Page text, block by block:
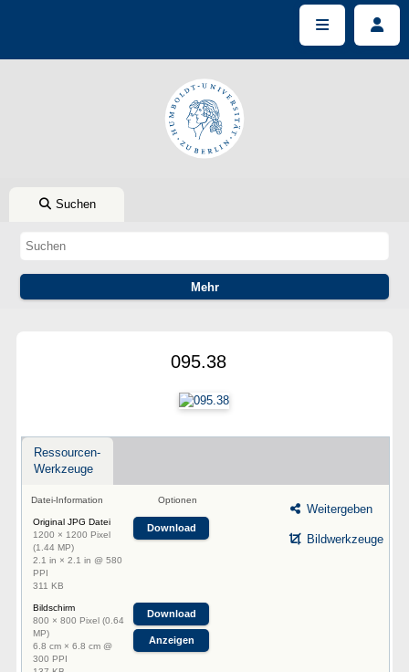
Suchen
095.38
Ressourcen-
Werkzeuge
Datei-Information Optionen
Original JPG Datei
1200 × 1200 Pixel
(1.44 MP)
2.1 in × 2.1 in @ 580
PPI
311 KB
Download
Bildschirm
800 × 800 Pixel (0.64
MP)
6.8 cm × 6.8 cm @
300 PPI
Download
Anzeigen
Weitergeben
Bildwerkzeuge